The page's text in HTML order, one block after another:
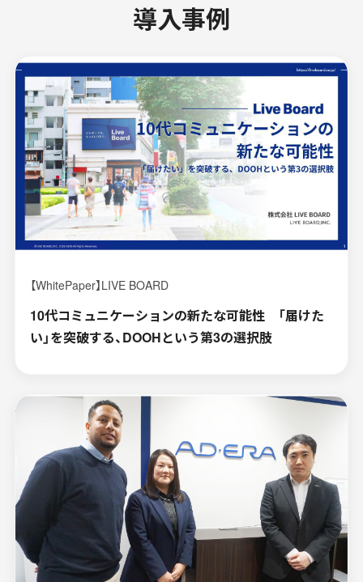
導入事例
【WhitePaper】LIVE BOARD
10代コミュニケーションの新たな可能性 「届けた
い」を突破する、DOOHという第3の選択肢